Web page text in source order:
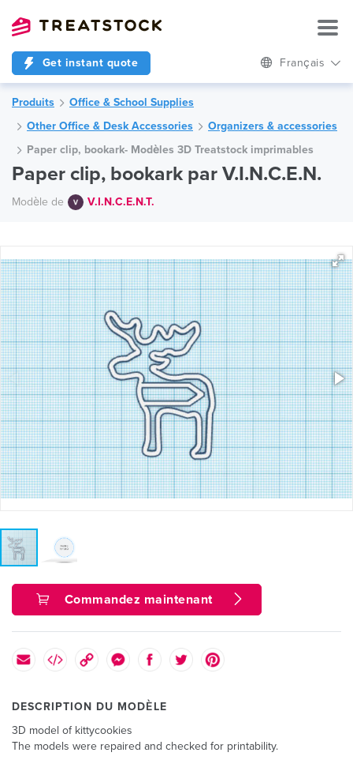
Get instant quote Français
Produits
Office & School Supplies
Other Office & Desk Accessories
Organizers & accessories
Paper clip, bookark- Modèles 3D Treatstock imprimables
Paper clip, bookark par V.I.N.C.E.N.
Modèle de V.I.N.C.E.N.T.
Commandez maintenant
DESCRIPTION DU MODÈLE
3D model of kittycookies
The models were repaired and checked for printability.